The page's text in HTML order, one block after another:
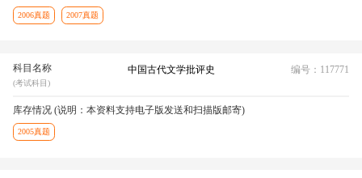
2006真题 2007真题
科目名称
(考试科目)
中国古代文学批评史 编号：117771
库存情况 (说明：本资料支持电子版发送和扫描版邮寄)
2005真题